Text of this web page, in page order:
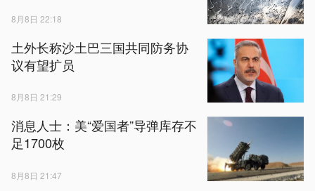
8月8日 22:18
土外长称沙土巴三国共同防务协
议有望扩员
8月8日 21:29
消息人士：美“爱国者”导弹库存不
足1700枚
8月8日 21:47